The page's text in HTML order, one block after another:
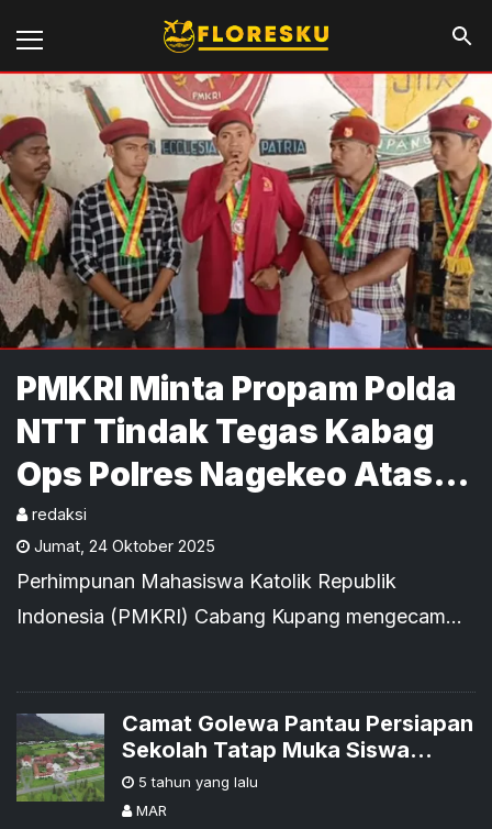
PMKRI Minta Propam Polda
NTT Tindak Tegas Kabag
Ops Polres Nagekeo Atas
Dugaan Intimidasi
redaksi
Jumat 24 Oktober 2025
Perhimpunan Mahasiswa Katolik Republik
Indonesia (PMKRI) Cabang Kupang mengecam
oleh Kepala Bagian Operasi (Kabag Ops) Polres
Nagekeo terhadap sejumlah aktivis mahasiswa di
Kabupaten Nagekeo.
Camat Golewa Pantau Persiapan
Sekolah Tatap Muka Siswa
seminari ST. Yohanes
Berkhmans Mataloko
5 tahun yang lalu
MAR